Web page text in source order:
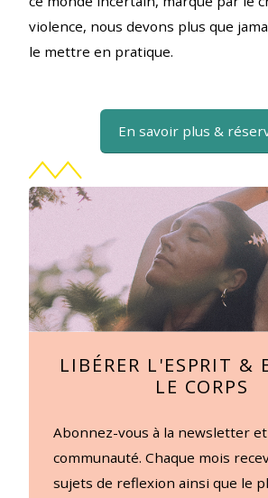
violence, nous devons plus que
le mettre en pratique.
En savoir plus &
LIBÉRER L'ESPRIT &
LE CORPS
Abonnez-vous à la newsletter
communauté. Chaque mois
sujets de reflexion ainsi que le